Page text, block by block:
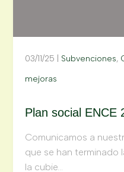
03/11/25 Subvenciones,
mejoras
Plan social ENCE
Comunicamos a
que se han terminado
la cubie...